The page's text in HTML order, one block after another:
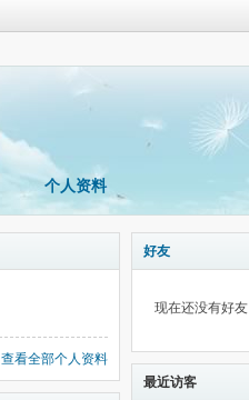
个人资料
查看全部个人资料
好友
现在还没有好友
最近访客